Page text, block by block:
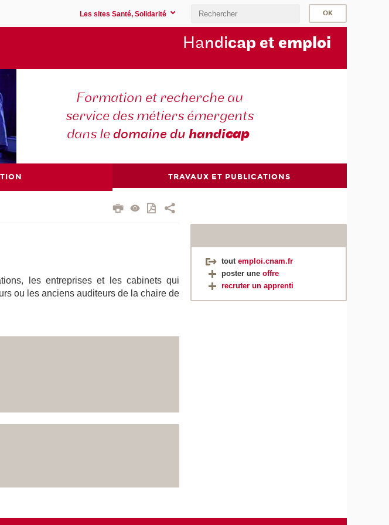
Les sites Santé, Solidarité
Handicap et emploi
Formation et recherche au
service des métiers émergents
dans ledomaine duhandicap
TRAVAUX ET PUBLICATIONS
les entreprises et les cabinets qui
ou les anciens auditeurs de la chaire de
toutemploi.cnam.fr
poster uneoffre
recruter un apprenti